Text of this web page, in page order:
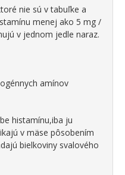
nie sú v tabuľke a
menej ako 5 mg /
v jednom jedle naraz.
amínov
histamínu,iba ju
v mäse pôsobením
bielkoviny svalového